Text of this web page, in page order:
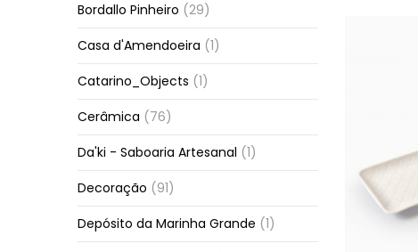
Bordallo Pinheiro (29)
Casa d'Amendoeira (1)
Catarino_Objects (1)
Cerâmica (76)
Da'ki - Saboaria Artesanal (1)
Decoração (91)
Depósito da Marinha Grande (1)